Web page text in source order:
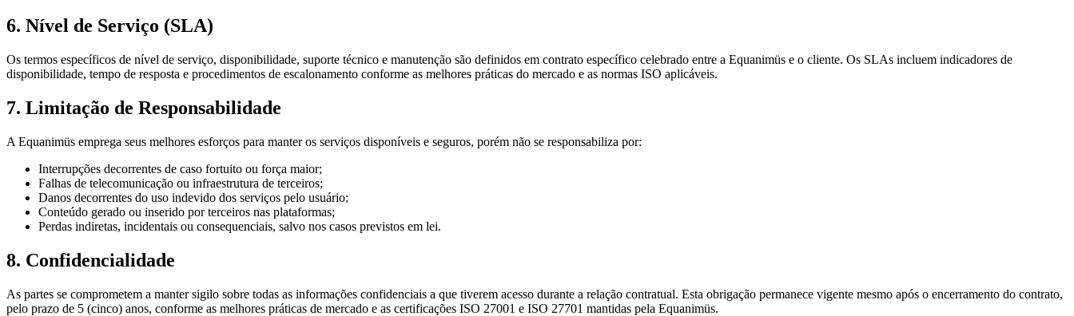
6. Nível de Serviço (SLA)
Os termos específicos de nível de serviço, disponibilidade, suporte técnico e manutenção são definidos em contrato específico celebrado entre a Equanimüs e o cliente. Os SLAs incluem indicadores de
disponibilidade, tempo de resposta e procedimentos de escalonamento conforme as melhores práticas do mercado e as normas ISO aplicáveis.
7. Limitação de Responsabilidade
A Equanimüs emprega seus melhores esforços para manter os serviços disponíveis e seguros, porém não se responsabiliza por:
Interrupções decorrentes de caso fortuito ou força maior;
Falhas de telecomunicação ou infraestrutura de terceiros;
Danos decorrentes do uso indevido dos serviços pelo usuário;
Conteúdo gerado ou inserido por terceiros nas plataformas;
Perdas indiretas, incidentais ou consequenciais, salvo nos casos previstos em lei.
8. Confidencialidade
As partes se comprometem a manter sigilo sobre todas as informações confidenciais a que tiverem acesso durante a relação contratual. Esta obrigação permanece vigente mesmo após o encerramento do contrato,
pelo prazo de 5 (cinco) anos, conforme as melhores práticas de mercado e as certificações ISO 27001 e ISO 27701 mantidas pela Equanimüs.